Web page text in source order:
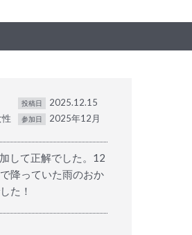
投稿日 2025.12.15
参加日 2025年12月
して正解でした。12
降っていた雨のおか
た！